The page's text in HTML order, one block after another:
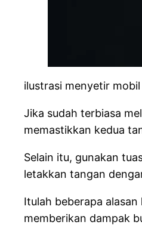
ilustrasi menyetir
Jika sudah terbiasa
memastikkan kedua
Selain itu, gunakan
letakkan tangan
Itulah beberapa
memberikan dampak